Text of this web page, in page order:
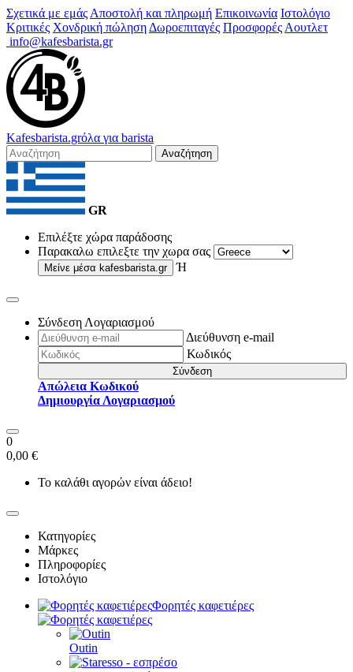
Σχετικά με εμάς Αποστολή και πληρωμή Επικοινωνία Ιστολόγιο
Κριτικές Χονδρική πώληση Δωροεπιταγές Προσφορές Αουτλετ
info@kafesbarista.gr
Kafesbarista.grόλα για barista
Αναζήτηση
GR
Επιλέξτε χώρα παράδοσης
Παρακαλω επιλεξτε την χωρα σας
Μείνε μέσα kafesbarista.gr Ή
Σύνδεση Λογαριασμού
Διεύθυνση e-mail
Κωδικός
Σύνδεση
Απώλεια Κωδικού
Δημιουργία Λογαριασμού
0
0,00 €
Το καλάθι αγορών είναι άδειο!
Κατηγορίες
Μάρκες
Πληροφορίες
Ιστολόγιο
Φορητές καφετιέρες
Outin